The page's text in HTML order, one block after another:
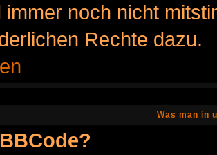
immer noch nicht
Rechte dazu.
Was man in